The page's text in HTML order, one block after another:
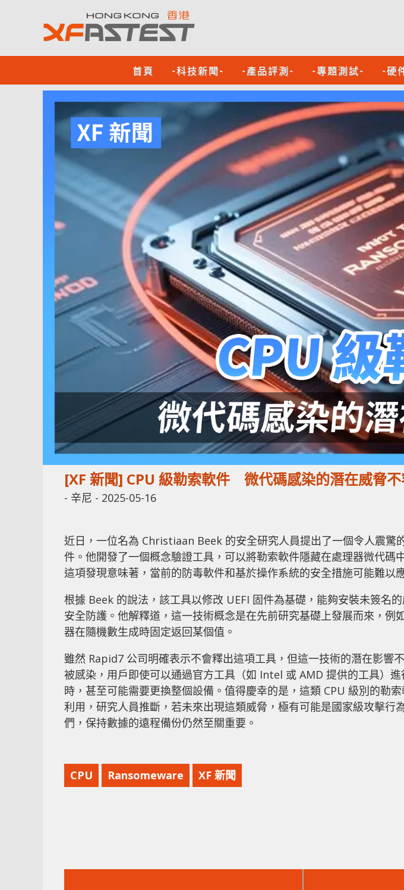
首頁 -科技新聞- -產品評測- -專題測試- -硬
[XF 新聞] CPU 級勒索軟件 微代碼感染的潛在威脅
- 辛尼 - 2025-05-16
近日，一位名為 Christiaan Beek 的安全研究人員提出了一個令人震驚
件。他開發了一個概念驗證工具，可以將勒索軟件隱藏在處理器微代碼
這項發現意味著，當前的防毒軟件和基於操作系統的安全措施可能難以
根據 Beek 的說法，該工具以修改 UEFI 固件為基礎，能夠安裝未簽名
安全防護。他解釋道，這一技術概念是在先前研究基礎上發展而來，例
器在隨機數生成時固定返回某個值。
雖然 Rapid7 公司明確表示不會釋出這項工具，但這一技術的潛在影響
被感染，用戶即使可以通過官方工具（如 Intel 或 AMD 提供的工具）
時，甚至可能需要更換整個設備。值得慶幸的是，這類 CPU 級別的勒
利用，研究人員推斷，若未來出現這類威脅，極有可能是國家級攻擊行
們，保持數據的遠程備份仍然至關重要。
CPU Ransomeware XF 新聞